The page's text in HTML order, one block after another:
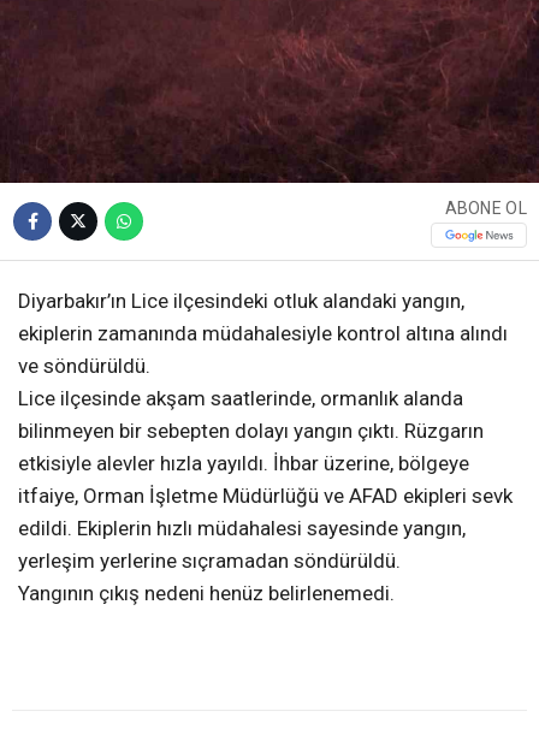
ABONE OL
Diyarbakır’ın Lice ilçesindeki otluk alandaki yangın,
ekiplerin zamanında müdahalesiyle kontrol altına alındı
ve söndürüldü.
Lice ilçesinde akşam saatlerinde, ormanlık alanda
bilinmeyen bir sebepten dolayı yangın çıktı. Rüzgarın
etkisiyle alevler hızla yayıldı. İhbar üzerine, bölgeye
itfaiye, Orman İşletme Müdürlüğü ve AFAD ekipleri sevk
edildi. Ekiplerin hızlı müdahalesi sayesinde yangın,
yerleşim yerlerine sıçramadan söndürüldü.
Yangının çıkış nedeni henüz belirlenemedi.